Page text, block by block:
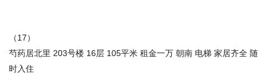
（17）
芍药居北里 203号楼 16层 105平米 租金一万 朝南 电梯 家居齐全 随
时入住